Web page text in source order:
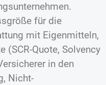
für die
mit Eigenmitteln,
(SCR-Quote, Solvency
in den
Nicht-